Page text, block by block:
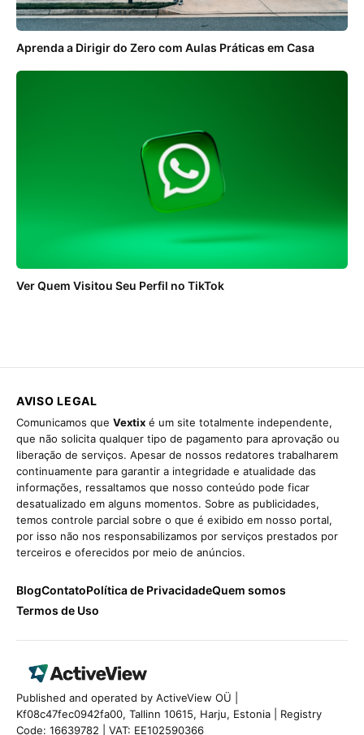
Aprenda a Dirigir do Zero com Aulas Práticas em Casa
Ver Quem Visitou Seu Perfil no TikTok
AVISO LEGAL
Comunicamos que Vextix é um site totalmente independente,
que não solicita qualquer tipo de pagamento para aprovação ou
liberação de serviços. Apesar de nossos redatores trabalharem
continuamente para garantir a integridade e atualidade das
informações, ressaltamos que nosso conteúdo pode ficar
desatualizado em alguns momentos. Sobre as publicidades,
temos controle parcial sobre o que é exibido em nosso portal,
por isso não nos responsabilizamos por serviços prestados por
terceiros e oferecidos por meio de anúncios.
BlogContatoPolítica de PrivacidadeQuem somos
Termos de Uso
Published and operated by ActiveView OÜ |
Kf08c47fec0942fa00, Tallinn 10615, Harju, Estonia | Registry
Code: 16639782 | VAT: EE102590366